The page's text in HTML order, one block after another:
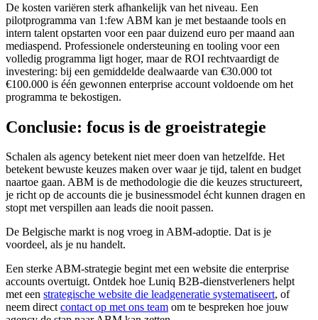
De kosten variëren sterk afhankelijk van het niveau. Een
pilotprogramma van 1:few ABM kan je met bestaande tools en
intern talent opstarten voor een paar duizend euro per maand aan
mediaspend. Professionele ondersteuning en tooling voor een
volledig programma ligt hoger, maar de ROI rechtvaardigt de
investering: bij een gemiddelde dealwaarde van €30.000 tot
€100.000 is één gewonnen enterprise account voldoende om het
programma te bekostigen.
Conclusie: focus is de groeistrategie
Schalen als agency betekent niet meer doen van hetzelfde. Het
betekent bewuste keuzes maken over waar je tijd, talent en budget
naartoe gaan. ABM is de methodologie die die keuzes structureert,
je richt op de accounts die je businessmodel écht kunnen dragen en
stopt met verspillen aan leads die nooit passen.
De Belgische markt is nog vroeg in ABM-adoptie. Dat is je
voordeel, als je nu handelt.
Een sterke ABM-strategie begint met een website die enterprise
accounts overtuigt. Ontdek hoe Luniq B2B-dienstverleners helpt
met een strategische website die leadgeneratie systematiseert, of
neem directcontact op met ons team om te bespreken hoe jouw